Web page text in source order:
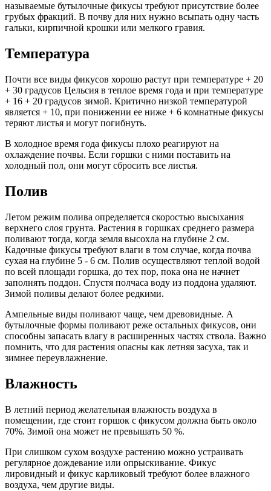
называемые бутылочные фикусы требуют присутствие более
грубых фракций. В почву для них нужно всыпать одну часть
гальки, кирпичной крошки или мелкого гравия.
Температура
Почти все виды фикусов хорошо растут при температуре + 20
+ 30 градусов Цельсия в теплое время года и при температуре
+ 16 + 20 градусов зимой. Критично низкой температурой
является + 10, при понижении ее ниже + 6 комнатные фикусы
теряют листья и могут погибнуть.
В холодное время года фикусы плохо реагируют на
охлаждение почвы. Если горшки с ними поставить на
холодный пол, они могут сбросить все листья.
Полив
Летом режим полива определяется скоростью высыхания
верхнего слоя грунта. Растения в горшках среднего размера
поливают тогда, когда земля высохла на глубине 2 см.
Кадочные фикусы требуют влаги в том случае, когда почва
сухая на глубине 5 - 6 см. Полив осуществляют теплой водой
по всей площади горшка, до тех пор, пока она не начнет
заполнять поддон. Спустя полчаса воду из поддона удаляют.
Зимой поливы делают более редкими.
Ампельные виды поливают чаще, чем древовидные. А
бутылочные формы поливают реже остальных фикусов, они
способны запасать влагу в расширенных частях ствола. Важно
помнить, что для растения опасны как летняя засуха, так и
зимнее переувлажнение.
Влажность
В летний период желательная влажность воздуха в
помещении, где стоит горшок с фикусом должна быть около
70%. Зимой она может не превышать 50 %.
При слишком сухом воздухе растению можно устраивать
регулярное дождевание или опрыскивание. Фикус
лировидный и фикус карликовый требуют более влажного
воздуха, чем другие виды.